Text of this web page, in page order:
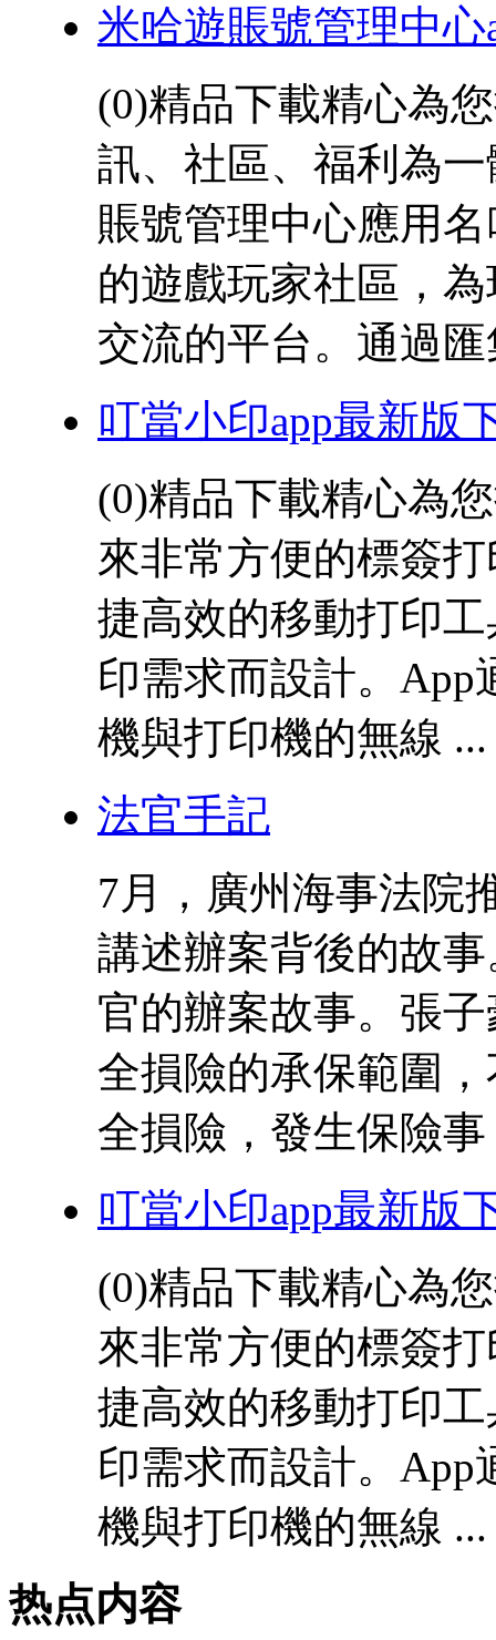
米哈遊賬號管理中心
(0)精品下載精心為
訊、社區、福利為
賬號管理中心應用
的遊戲玩家社區，
交流的平台。通過匯
叮當小印app最新版
(0)精品下載精心為
來非常方便的標簽
捷高效的移動打印
印需求而設計。App
機與打印機的無線 ...
法官手記
7月，廣州海事法院
講述辦案背後的故
官的辦案故事。張
全損險的承保範圍
全損險，發生保險事
叮當小印app最新版
(0)精品下載精心為
來非常方便的標簽
捷高效的移動打印
印需求而設計。App
機與打印機的無線 ...
热点内容